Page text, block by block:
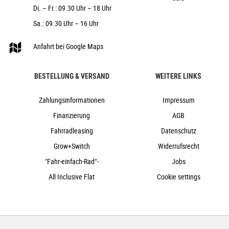
25,4 kg
Cube
Cube
ja
2023
Trapez
Scheibenbremsen hydraulisch
nein
Damen
ja
Di. – Fr.: 09.30 Uhr – 18 Uhr
Sa.: 09.30 Uhr – 16 Uhr
Anfahrt bei Google Maps
BESTELLUNG & VERSAND
Zahlungsinformationen
Finanzierung
Fahrradleasing
Grow+Switch
"Fahr-einfach-Rad“-
All Inclusive Flat
WEITERE LINKS
Impressum
AGB
Datenschutz
Widerrufsrecht
Jobs
Cookie settings